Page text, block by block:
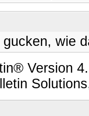
wie
Version